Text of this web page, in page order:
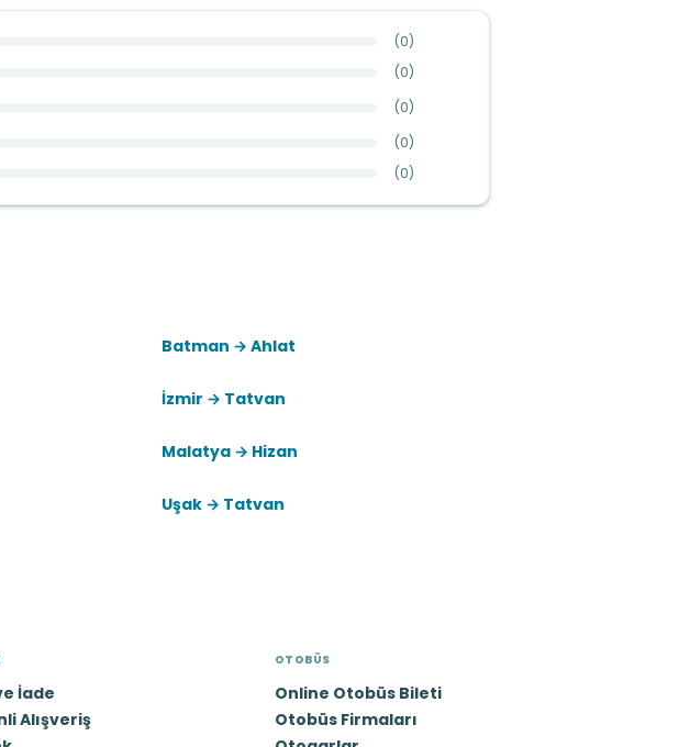
(0)
(0)
(0)
(0)
(0)
Batman → Ahlat
İzmir → Tatvan
Malatya → Hizan
Uşak → Tatvan
İade
Alışveriş
OTOBÜS
Online Otobüs Bileti
Otobüs Firmaları